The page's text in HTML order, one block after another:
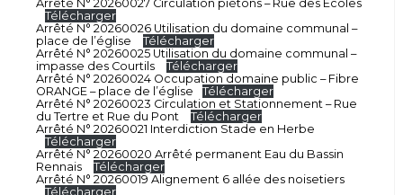
Arrêté N° 20260027 Circulation piétons – Rue des Ecoles
Télécharger
Arrêté N° 20260026 Utilisation du domaine communal –
place de l’église
Télécharger
Arrêté N° 20260025 Utilisation du domaine communal –
impasse des Courtils
Télécharger
Arrêté N° 20260024 Occupation domaine public – Fibre
ORANGE – place de l’église
Télécharger
Arrêté N° 20260023 Circulation et Stationnement – Rue
du Tertre et Rue du Pont
Télécharger
Arrêté N° 20260021 Interdiction Stade en Herbe
Télécharger
Arrêté N° 20260020 Arrêté permanent Eau du Bassin
Rennais
Télécharger
Arrêté N° 20260019 Alignement 6 allée des noisetiers
Télécharger